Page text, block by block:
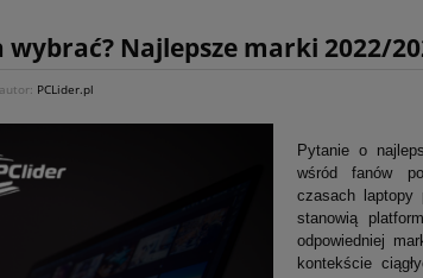
Najlepsze marki 2022/
autor: PCLider.pl
Pytanie o
wśród fanów
czasach laptopy
stanowią
odpowiedniej
kontekście